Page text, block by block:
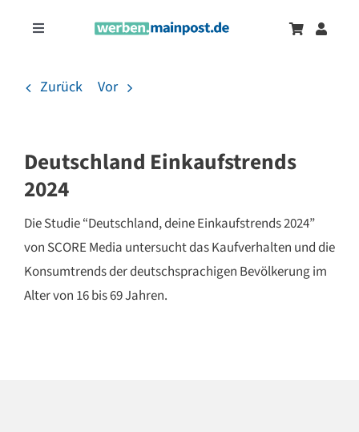
InhaltToggle
Onlinewerbung
Zurück Vor
Deutschland Einkaufstrends
2024
Die Studie “Deutschland, deine Einkaufstrends 2024”
von SCORE Media untersucht das Kaufverhalten und die
Konsumtrends der deutschsprachigen Bevölkerung im
Alter von 16 bis 69 Jahren.